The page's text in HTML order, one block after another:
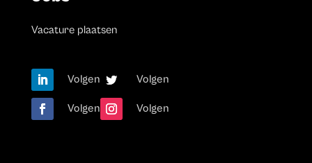
Vacature plaatsen
Volgen Volgen
Volgen Volgen